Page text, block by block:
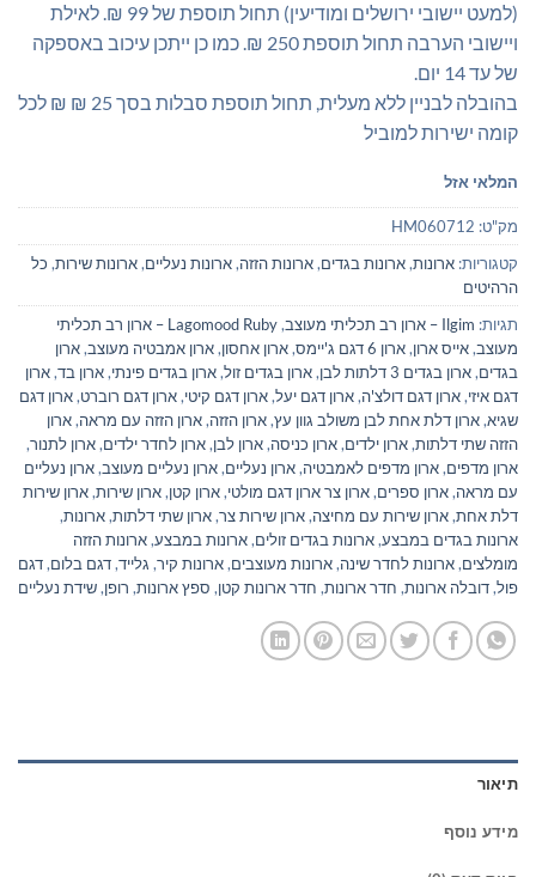
(למעט יישובי ירושלים ומודיעין) תחול תוספת של 99 ₪. לאילת
ויישובי הערבה תחול תוספת 250 ₪. כמו כן ייתכן עיכוב באספקה
של עד 14 יום.
בהובלה לבניין ללא מעלית, תחול תוספת סבלות בסך 25 ₪ ₪ לכל
קומה ישירות למוביל
המלאי אזל
מק"ט: HM060712
קטגוריות: ארונות,ארונות בגדים,ארונות הזזה,ארונות נעליים,ארונות שירות, כל
הרהיטים
תגיות: Ilgim – ארון רב תכליתי מעוצב ,
Lagomood Ruby – ארון רב תכליתי
מעוצב,אייס ארון,ארון 6 דגם ג'יימס ,ארון אחסון,ארון אמבטיה מעוצב,ארון
בגדים,ארון בגדים 3 דלתות לבן ,ארון בגדים זול,ארון בגדים פינתי,ארון בד,ארון
דגם איזי,ארון דגם דולצ'ה,ארון דגם יעל,ארון דגם קיטי,ארון דגם רוברט,ארון דגם
שגיא,ארון דלת אחת לבן משולב גוון עץ,ארון הזזה,ארון הזזה עם מראה,ארון
הזזה שתי דלתות,ארון ילדים,ארון כניסה,ארון לבן,ארון לחדר ילדים,ארון לתנור,
ארון מדפים,ארון מדפים לאמבטיה,ארון נעליים,ארון נעליים מעוצב,ארון נעליים
עם מראה,ארון ספרים,ארון צר ארון דגם מולטי,ארון קטן,ארון שירות,ארון שירות
דלת אחת,ארון שירות עם מחיצה,ארון שירות צר,ארון שתי דלתות,ארונות,
ארונות בגדים במבצע,ארונות בגדים זולים,ארונות במבצע,ארונות הזזה
מומלצים,ארונות לחדר שינה,ארונות מעוצבים,ארונות קיר, גלייד,דגם בלום,דגם
פול,דובלה ארונות, חדר ארונות, חדר ארונות קטן, ספץ ארונות, רופן,שידת נעליים
תיאור
מידע נוסף